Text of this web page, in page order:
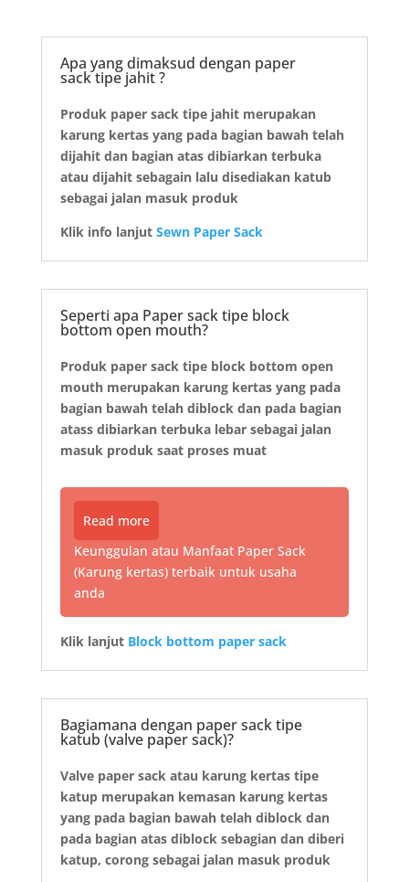
Apa yang dimaksud dengan paper
sack tipe jahit ?
Produk paper sack tipe jahit merupakan
karung kertas yang pada bagian bawah telah
dijahit dan bagian atas dibiarkan terbuka
atau dijahit sebagain lalu disediakan katub
sebagai jalan masuk produk
Klik info lanjut Sewn Paper Sack
Seperti apa Paper sack tipe block
bottom open mouth?
Produk paper sack tipe block bottom open
mouth merupakan karung kertas yang pada
bagian bawah telah diblock dan pada bagian
atass dibiarkan terbuka lebar sebagai jalan
masuk produk saat proses muat
Read more
Keunggulan atau Manfaat Paper Sack
(Karung kertas) terbaik untuk usaha
anda
Klik lanjut Block bottom paper sack
Bagiamana dengan paper sack tipe
katub (valve paper sack)?
Valve paper sack atau karung kertas tipe
katup merupakan kemasan karung kertas
yang pada bagian bawah telah diblock dan
pada bagian atas diblock sebagian dan diberi
katup, corong sebagai jalan masuk produk